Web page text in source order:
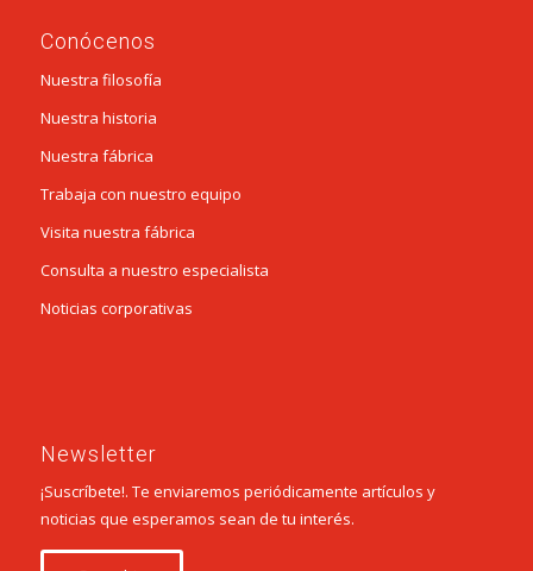
Conócenos
Nuestra filosofía
Nuestra historia
Nuestra fábrica
Trabaja con nuestro equipo
Visita nuestra fábrica
Consulta a nuestro especialista
Noticias corporativas
Newsletter
¡Suscríbete!. Te enviaremos periódicamente artículos y
noticias que esperamos sean de tu interés.